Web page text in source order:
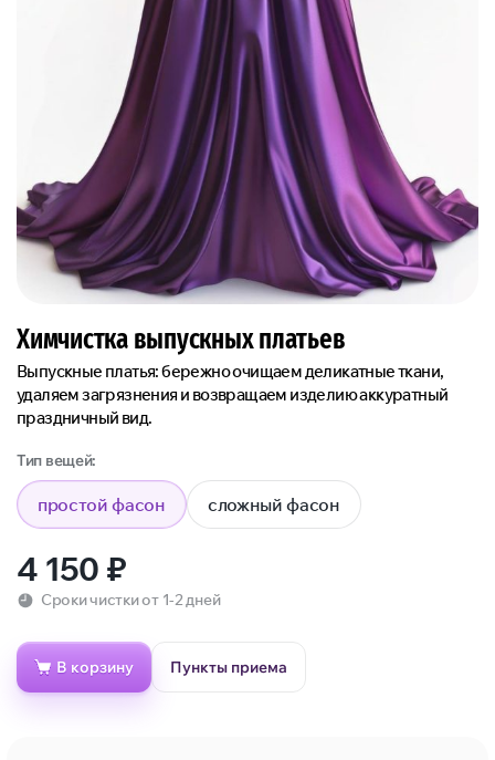
Химчистка выпускных платьев
Выпускные платья: бережно очищаем деликатные ткани,
удаляем загрязнения и возвращаем изделию аккуратный
праздничный вид.
Тип вещей:
простой фасон сложный фасон
4 150 ₽
Сроки чистки от 1-2 дней
В корзину Пункты приема